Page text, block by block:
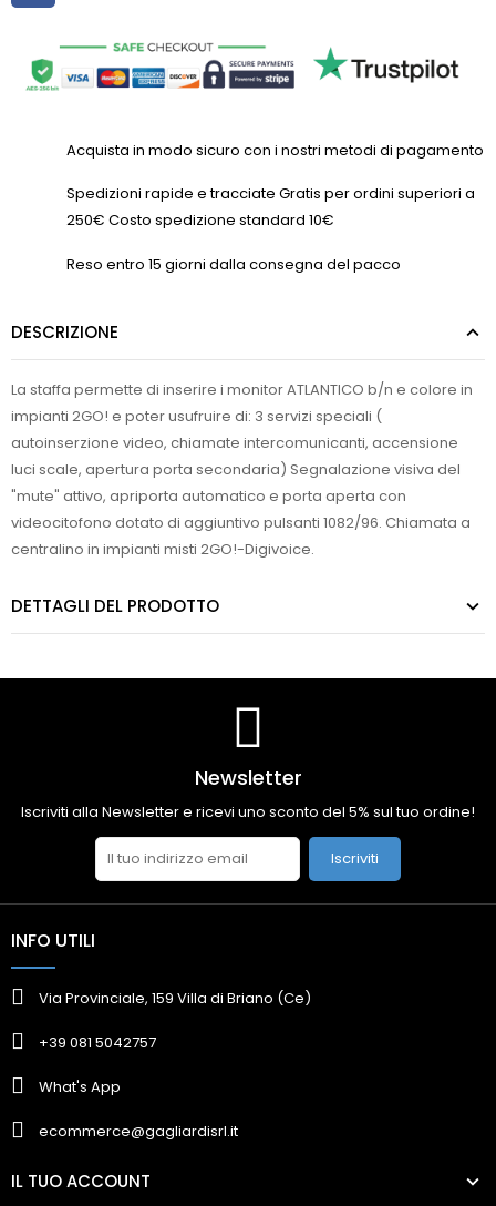
Acquista in modo sicuro con i nostri metodi di pagamento
Spedizioni rapide e tracciate Gratis per ordini superiori a
250€ Costo spedizione standard 10€
Reso entro 15 giorni dalla consegna del pacco
DESCRIZIONE
La staffa permette di inserire i monitor ATLANTICO b/n e colore in
impianti 2GO! e poter usufruire di: 3 servizi speciali (
autoinserzione video, chiamate intercomunicanti, accensione
luci scale, apertura porta secondaria) Segnalazione visiva del
"mute" attivo, apriporta automatico e porta aperta con
videocitofono dotato di aggiuntivo pulsanti 1082/96. Chiamata a
centralino in impianti misti 2GO!-Digivoice.
DETTAGLI DEL PRODOTTO
Newsletter
Iscriviti alla Newsletter e ricevi uno sconto del 5% sul tuo ordine!
Iscriviti
INFO UTILI
Via Provinciale, 159 Villa di Briano (Ce)
+39 081 5042757
What's App
ecommerce@gagliardisrl.it
IL TUO ACCOUNT